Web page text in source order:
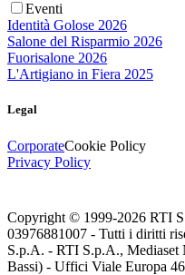
Eventi
Identità Golose 2026
Salone del Risparmio 2026
Fuorisalone 2026
L'Artigiano in Fiera 2025
Legal
CorporateCookie Policy
Privacy Policy
Copyright © 1999-2026 RTI
03976881007 - Tutti i diritti
S.p.A. - RTI S.p.A., Mediaset
Bassi) - Uffici Viale Europa